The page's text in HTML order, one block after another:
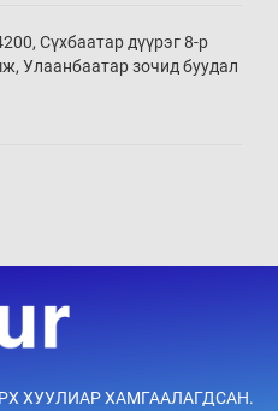
30 мин
00 мин
30 мин
Сүхбаатар дүүрэг 8-р
Улаанбаатар зочид буудал
ХУУЛИАР ХАМГААЛАГДСАН.